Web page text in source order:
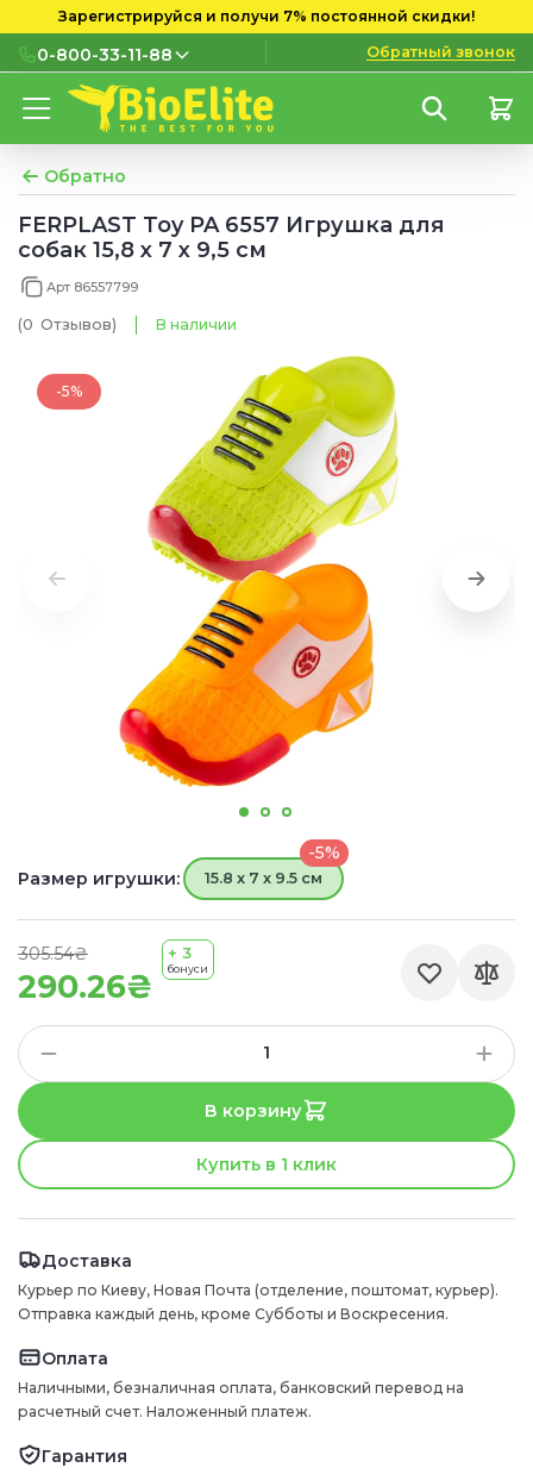
Зарегистрируйся и получи 7% постоянной скидки!
0-800-33-11-88
0-800-33-11-88
мобильных номеров
(097) 133 11 88
(095) 133 11 88
Обратный звонок
Обратно
FERPLAST Toy PA 6557 Игрушка для
собак 15,8 х 7 х 9,5 см
Арт 86557799
(0 Отзывов) В наличии
-5%
290.26₴
305.54₴ + 3
бонуси
Размер игрушки:
-5%
15.8 х 7 х 9.5 см
В корзину
Купить в 1 клик
Доставка
Курьер по Киеву, Новая Почта (отделение, поштомат, курьер).
Отправка каждый день, кроме Субботы и Воскресения.
Оплата
Наличными, безналичная оплата, банковский перевод на
расчетный счет. Наложенный платеж.
Гарантия